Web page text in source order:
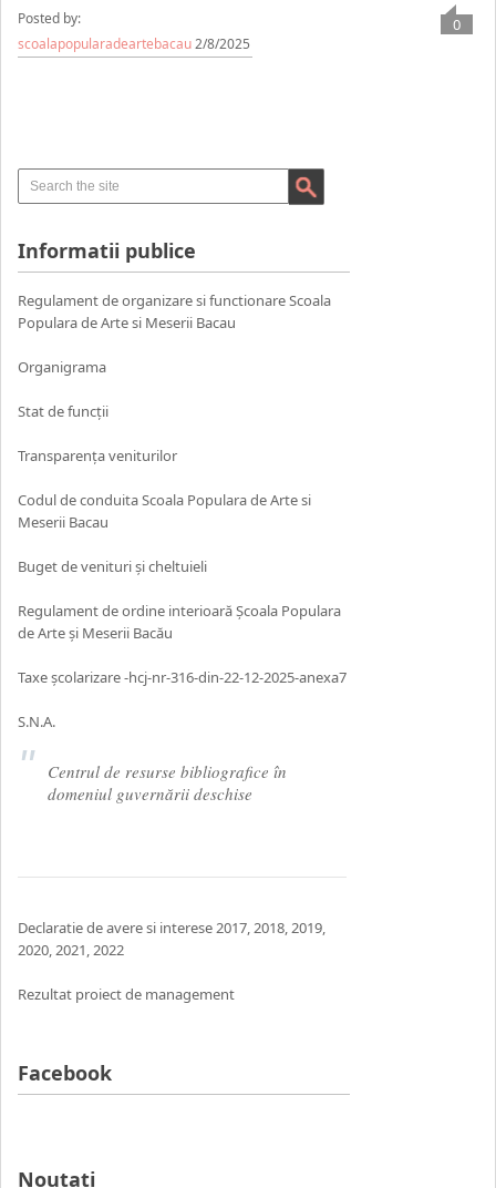
Posted by:
scoalapopularadeartebacau2/8/2025
0
Informatii publice
Regulament de organizare si functionare Scoala
Populara de Arte si Meserii Bacau
Organigrama
Stat de funcții
Transparența veniturilor
Codul de conduita Scoala Populara de Arte si
Meserii Bacau
Buget de venituri și cheltuieli
Regulament de ordine interioară Școala Populara
de Arte și Meserii Bacău
Taxe școlarizare -hcj-nr-316-din-22-12-2025-anexa7
S.N.A.
Centrul de resurse bibliografice în
domeniul guvernării deschise
Declaratie de avere si interese2017,2018,2019,
2020,2021,2022
Rezultat proiect de management
Facebook
Noutati